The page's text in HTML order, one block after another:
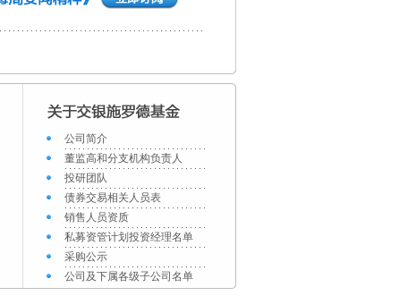
公司简介
董监高和分支机构负责人
投研团队
债券交易相关人员表
销售人员资质
私募资管计划投资经理名单
采购公示
公司及下属各级子公司名单